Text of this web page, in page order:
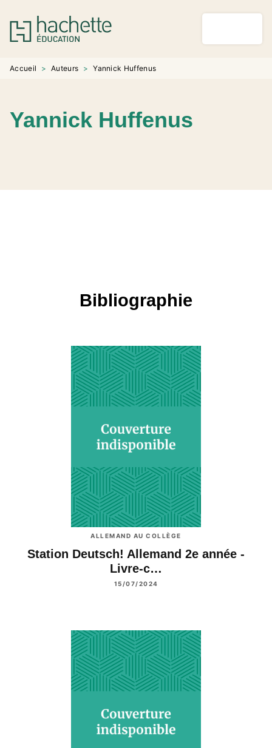
MENU RECHERCHE
PIED DE PAGE
Accueil > Auteurs > Yannick Huffenus
Yannick Huffenus
Bibliographie
ALLEMAND AU COLLÈGE
Station Deutsch! Allemand 2e année -
Livre-c…
15/07/2024